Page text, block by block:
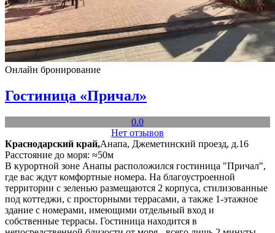
Онлайн бронирование
Гостиница «Причал»
0.0
Нет отзывов
Краснодарский край,Анапа, Джеметинский проезд, д.16
Расстояние до моря: ≈50м
В курортной зоне Анапы расположился гостиница "Причал",
где вас ждут комфортные номера. На благоустроенной
территории с зеленью размещаются 2 корпуса, стилизованные
под коттеджи, с просторными террасами, а также 1-этажное
здание с номерами, имеющими отдельный вход и
собственные террасы. Гостиница находится в